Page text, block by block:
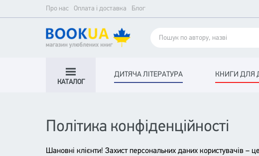
Про нас Оплата і доставка Блог
КАТАЛОГ
ДИТЯЧА ЛІТЕРАТУРА КНИГИ ДЛЯ
Політика конфіденційності
Шановні клієнти! Захист персональних даних користувачів –